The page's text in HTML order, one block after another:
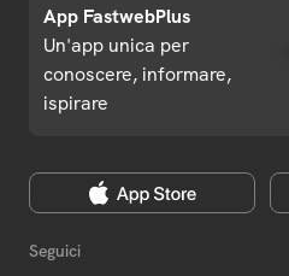
App FastwebPlus
Un'app unica per
conoscere, informare,
ispirare
Seguici